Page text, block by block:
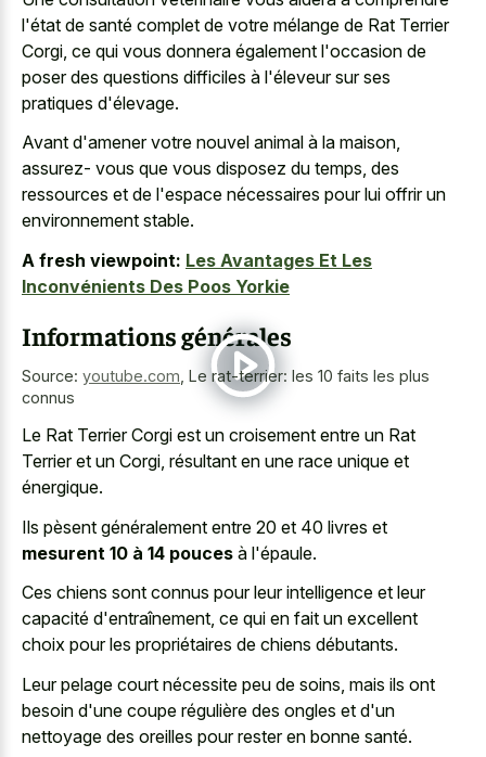
l'état de santé complet de votre mélange de Rat Terrier
Corgi, ce qui vous donnera également l'occasion de
poser des questions difficiles à l'éleveur sur ses
pratiques d'élevage.
Avant d'amener votre nouvel animal à la maison,
assurez- vous que vous disposez du temps, des
ressources et de l'espace nécessaires pour lui offrir un
environnement stable.
A fresh viewpoint: Les Avantages Et Les
Inconvénients Des Poos Yorkie
Informations générales
Source: youtube.com Le rat-terrier: les 10 faits les plus
connus
Le Rat Terrier Corgi est un croisement entre un Rat
Terrier et un Corgi, résultant en une race unique et
énergique.
Ils pèsent généralement entre 20 et 40 livres et
mesurent 10 à 14 pouces à l'épaule.
Ces chiens sont connus pour leur intelligence et leur
capacité d'entraînement, ce qui en fait un excellent
choix pour les propriétaires de chiens débutants.
Leur pelage court nécessite peu de soins, mais ils ont
besoin d'une coupe régulière des ongles et d'un
nettoyage des oreilles pour rester en bonne santé.